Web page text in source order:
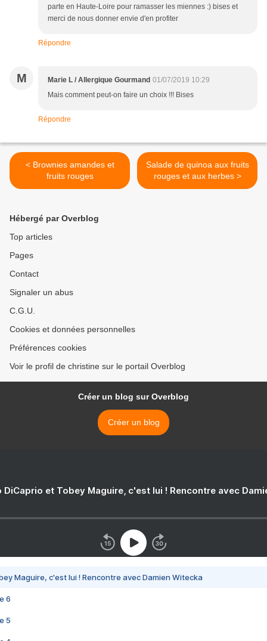
parte en Haute-Loire pour ramasser les miennes :) bises et
merci de nous donner envie d'en profiter
Répondre
M Marie L / Allergique Gourmand 01/07/2019 10:29
Mais comment peut-on faire un choix !!! Bises
Répondre
< Brownies amandes et
fruits rouges
Salade de quinoa aux fruits
rouges et aux herbes >
Hébergé par Overblog
Top articles
Pages
Contact
Signaler un abus
C.G.U.
Cookies et données personnelles
Préférences cookies
Voir le profil de christine sur le portail Overblog
Créer un blog sur Overblog
Créer un blog
DiCaprio et Tobey Maguire, c'est lui ! Rencontre avec
Maguire, c'est lui ! Rencontre avec Damien Witecka
6
5